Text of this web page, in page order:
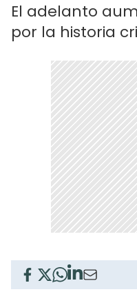
El adelanto
por la historia